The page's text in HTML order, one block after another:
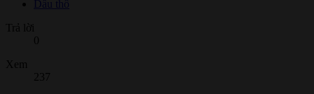
Dầu thô
Trả lời
0
Xem
237